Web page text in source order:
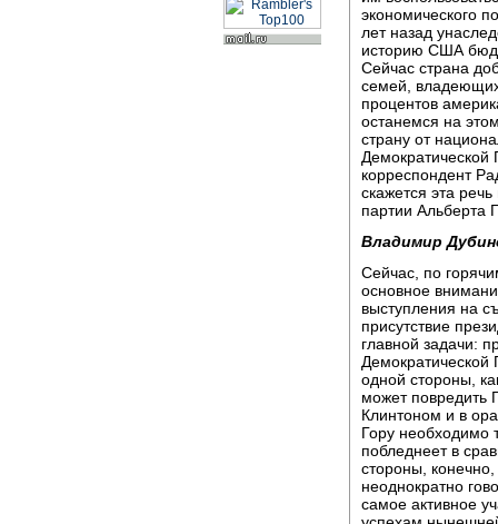
экономического
лет назад
историю США
Сейчас страна
семей,
процентов
останемся на
страну от
корреспондент
скажется эта
партии Альберта
Владимир
Сейчас, по
основное
выступления на
присутствие
главной задачи:
Демократической
одной стороны,
может повредить
Клинтоном и в
Гору необходимо
побледнеет в
стороны, конечно,
неоднократно
самое активное